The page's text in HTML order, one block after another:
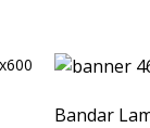
Bandar